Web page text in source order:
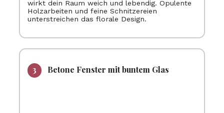
wirkt dein Raum weich und lebendig. Opulente
Holzarbeiten und feine Schnitzereien
unterstreichen das florale Design.
Betone Fenster mit buntem Glas